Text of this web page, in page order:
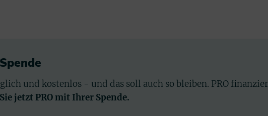
und kostenlos - und das soll auch so bleiben. PRO
jetzt PRO mit Ihrer Spende.